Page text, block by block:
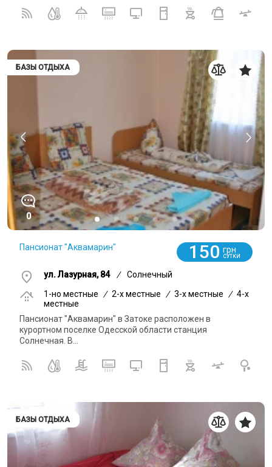
БАЗЫ ОТДЫХА
0
Пансионат "Аквамарин" 150 грн
СУТКИ
ул. Лазурная, 84 /
Солнечный
1-но местные
/ 2-x местные / 3-x местные / 4-x
местные
Пансионат "Аквамарин" в Затоке расположен в
курортном поселке Одесской области станция
Солнечная. В...
БАЗЫ ОТДЫХА